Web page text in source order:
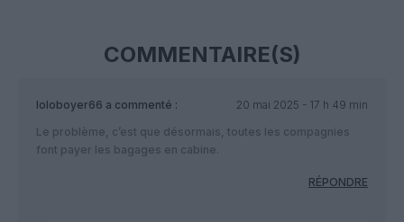
COMMENTAIRE(S)
loloboyer66 a commenté :
20 mai 2025 - 17 h 49 min
Le problème, c’est que désormais, toutes les compagnies
font payer les bagages en cabine.
RÉPONDRE